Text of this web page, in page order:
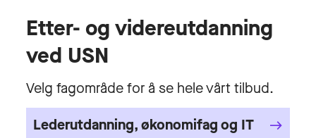
Etter- og videreutdanning
ved USN
Velg fagområde for å se hele vårt tilbud.
Lederutdanning, økonomifag og IT